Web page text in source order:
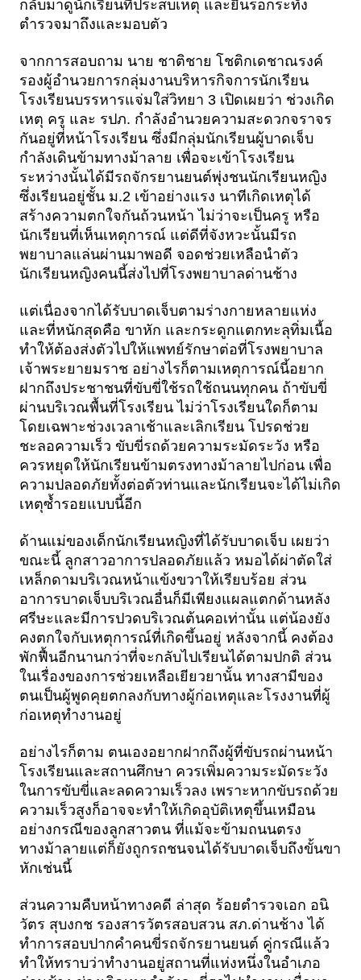
กลับมาดูนักเรียนที่ประสบเหตุ และยืนรอกระทั่ง
ตำรวจมาถึงและมอบตัว
จากการสอบถาม นาย ชาติชาย โชติกเดชาณรงค์
รองผู้อำนวยการกลุ่มงานบริหารกิจการนักเรียน
โรงเรียนบรรหารแจ่มใส่วิทยา 3 เปิดเผยว่า ช่วงเกิด
เหตุ ครู และ รปภ. กำลังอำนวยความสะดวกจราจร
กันอยู่ที่หน้าโรงเรียน ซึ่งมีกลุ่มนักเรียนผู้บาดเจ็บ
กำลังเดินข้ามทางม้าลาย เพื่อจะเข้าโรงเรียน
ระหว่างนั้นได้มีรถจักรยานยนต์พุ่งชนนักเรียนหญิง
ซึ่งเรียนอยู่ชั้น ม.2 เข้าอย่างแรง นาทีเกิดเหตุได้
สร้างความตกใจกันถ้วนหน้า ไม่ว่าจะเป็นครู หรือ
นักเรียนที่เห็นเหตุการณ์ แต่ดีที่จังหวะนั้นมีรถ
พยาบาลแล่นผ่านมาพอดี จอดช่วยเหลือนำตัว
นักเรียนหญิงคนนี้ส่งไปที่โรงพยาบาลด่านช้าง
แต่เนื่องจากได้รับบาดเจ็บตามร่างกายหลายแห่ง
และที่หนักสุดคือ ขาหัก และกระดูกแตกทะลุทิ่มเนื้อ
ทำให้ต้องส่งตัวไปให้แพทย์รักษาต่อที่โรงพยาบาล
เจ้าพระยายมราช อย่างไรก็ตามเหตุการณ์นี้อยาก
ฝากถึงประชาชนที่ขับขี่ใช้รถใช้ถนนทุกคน ถ้าขับขี่
ผ่านบริเวณพื้นที่โรงเรียน ไม่ว่าโรงเรียนใดก็ตาม
โดยเฉพาะช่วงเวลาเช้าและเลิกเรียน โปรดช่วย
ชะลอความเร็ว ขับขี่รถด้วยความระมัดระวัง หรือ
ควรหยุดให้นักเรียนข้ามตรงทางม้าลายไปก่อน เพื่อ
ความปลอดภัยทั้งต่อตัวท่านและนักเรียนจะได้ไม่เกิด
เหตุซ้ำรอยแบบนี้อีก
ด้านแม่ของเด็กนักเรียนหญิงที่ได้รับบาดเจ็บ เผยว่า
ขณะนี้ ลูกสาวอาการปลอดภัยแล้ว หมอได้ผ่าตัดใส่
เหล็กดามบริเวณหน้าแข้งขวาให้เรียบร้อย ส่วน
อาการบาดเจ็บบริเวณอื่นก็มีเพียงแผลแตกด้านหลัง
ศรีษะและมีการปวดบริเวณต้นคอเท่านั้น แต่น้องยัง
คงตกใจกับเหตุการณ์ที่เกิดขึ้นอยู่ หลังจากนี้ คงต้อง
พักฟื้นอีกนานกว่าที่จะกลับไปเรียนได้ตามปกติ ส่วน
ในเรื่องของการช่วยเหลือเยียวยานั้น ทางสามีของ
ตนเป็นผู้พูดคุยตกลงกับทางผู้ก่อเหตุและโรงงานที่ผู้
ก่อเหตุทำงานอยู่
อย่างไรก็ตาม ตนเองอยากฝากถึงผู้ที่ขับรถผ่านหน้า
โรงเรียนและสถานศึกษา ควรเพิ่มความระมัดระวัง
ในการขับขี่และลดความเร็วลง เพราะหากขับรถด้วย
ความเร็วสูงก็อาจจะทำให้เกิดอุบัติเหตุขึ้นเหมือน
อย่างกรณีของลูกสาวตน ที่แม้จะข้ามถนนตรง
ทางม้าลายแต่ก็ยังถูกรถชนจนได้รับบาดเจ็บถึงขั้นขา
หักเช่นนี้
ส่วนความคืบหน้าทางคดี ล่าสุด ร้อยตำรวจเอก อนิ
วัตร สุบงกช รองสารวัตรสอบสวน สภ.ด่านช้าง ได้
ทำการสอบปากคำคนขี่รถจักรยานยนต์ คู่กรณีแล้ว
ทำให้ทราบว่าทำงานอยู่สถานที่แห่งหนึ่งในอำเภอ